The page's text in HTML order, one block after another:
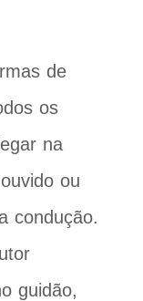
de
os
na
ou
condução.
guidão,